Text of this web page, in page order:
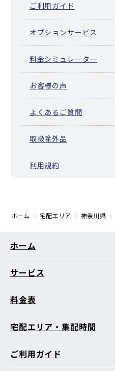
ご利用ガイド
オプションサービス
料金シミュレーター
お客様の声
よくあるご質問
取扱除外品
利用規約
ホーム 宅配エリア 神奈川県
ホーム
サービス
料金表
宅配エリア・集配時間
ご利用ガイド